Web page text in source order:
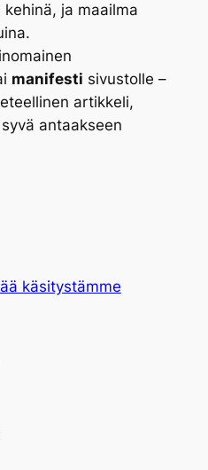
ja maailma
manifesti sivustolle –
artikkeli,
antaakseen
käsitystämme